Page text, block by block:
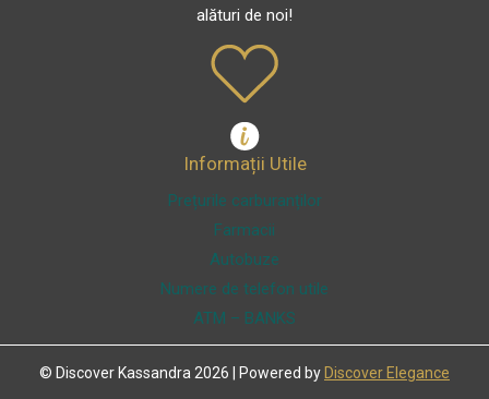
alături de noi!
Informații Utile
Prețurile carburanților
Farmacii
Autobuze
Numere de telefon utile
ATM – BANKS
© Discover Kassandra 2026 | Powered by Discover Elegance